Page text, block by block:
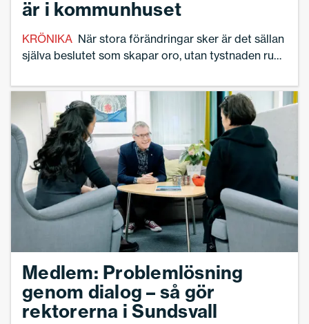
är i kommunhuset
KRÖNIKA När stora förändringar sker är det sällan
själva beslutet som skapar oro, utan tystnaden runt
Medlem: Problemlösning
genom dialog – så gör
rektorerna i Sundsvall